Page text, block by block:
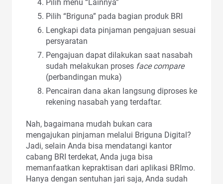
Pilih menu “Lainnya”
Pilih “Briguna” pada bagian produk BRI
Lengkapi data pinjaman pengajuan sesuai
persyaratan
Pengajuan dapat dilakukan saat nasabah
sudah melakukan proses face compare
(perbandingan muka)
Pencairan dana akan langsung diproses ke
rekening nasabah yang terdaftar.
Nah, bagaimana mudah bukan cara
mengajukan pinjaman melalui Briguna Digital?
Jadi, selain Anda bisa mendatangi kantor
cabang BRI terdekat, Anda juga bisa
memanfaatkan kepraktisan dari aplikasi BRImo.
Hanya dengan sentuhan jari saja, Anda sudah